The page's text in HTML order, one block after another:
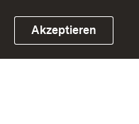
Link zum Landesportal
Akzeptieren